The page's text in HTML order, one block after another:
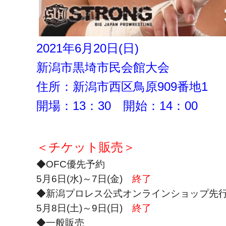
2021年6月20日(日)
新潟市黒埼市民会館大会
住所：新潟市西区鳥原909番地1
開場：13：30 開始：14：00
＜チケット販売＞
◆OFC優先予約
5月6日(水)～7日(金) 終了
◆新潟プロレス公式オンラインショップ先
5月8日(土)～9日(日) 終了
◆一般販売